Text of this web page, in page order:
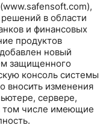
в области
и финансовых
продуктов
новый
защищенного
консоль системы
вносить изменения
сервере,
том числе имеющие